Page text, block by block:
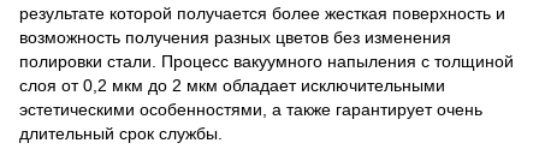
результате которой получается более жесткая поверхность и
возможность получения разных цветов без изменения
полировки стали. Процесс вакуумного напыления с толщиной
слоя от 0,2 мкм до 2 мкм обладает исключительными
эстетическими особенностями, а также гарантирует очень
длительный срок службы.